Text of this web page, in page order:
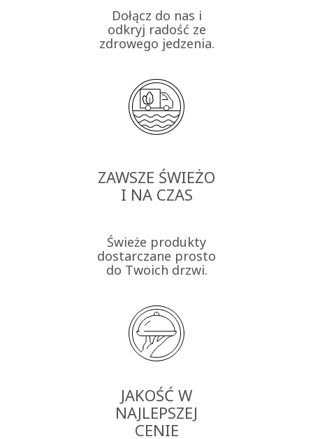
Dołącz do nas i
odkryj radość ze
zdrowego jedzenia.
ZAWSZE ŚWIEŻO
I NA CZAS
Świeże produkty
dostarczane prosto
do Twoich drzwi.
JAKOŚĆ W
NAJLEPSZEJ
CENIE